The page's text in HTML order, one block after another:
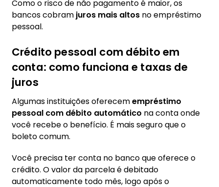
Como o risco de não pagamento é maior, os
bancos cobram juros mais altos no empréstimo
pessoal.
Crédito pessoal com débito em
conta: como funciona e taxas de
juros
Algumas instituições oferecemempréstimo
pessoal com débito automático na conta onde
você recebe o benefício. É mais seguro que o
boleto comum.
Você precisa ter conta no banco que oferece o
crédito. O valor da parcela é debitado
automaticamente todo mês, logo após o